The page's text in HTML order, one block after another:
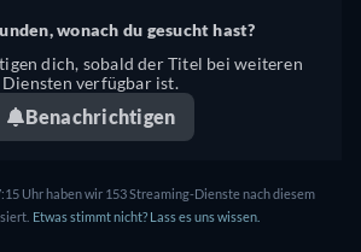
wonach du gesucht hast?
dich, sobald der Titel bei weiteren
Diensten verfügbar ist.
Benachrichtigen
Uhr haben wir 153 Streaming-Dienste nach diesem
Etwas stimmt nicht? Lass es uns wissen.